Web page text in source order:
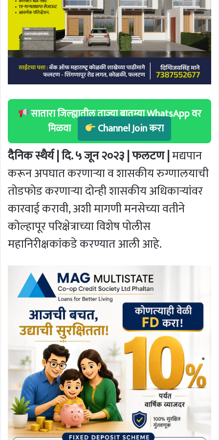
सातारा जिल्ह्यातील ताज्या बातम्या WhatsApp वर
मिळवा
Channel Join करा
दैनिक स्थैर्य | दि. ५ जून २०२३ | फलटण |मद्यपान
करून अपघात करणार्‍या व शासकीय रुग्णालयाची
तोडफोड करणार्‍या दोन्ही शासकीय अधिकार्‍यांवर
कारवाई करावी, अशी मागणी मनसेच्या वतीने
कोल्हापूर परिक्षेत्राच्या विशेष पोलीस
महानिरीक्षकांकडे करण्यात आली आहे.